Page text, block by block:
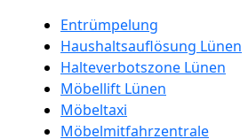
Entrümpelung
Haushaltsauflösung Lünen
Halteverbotszone Lünen
Möbellift Lünen
Möbeltaxi
Möbelmitfahrzentrale